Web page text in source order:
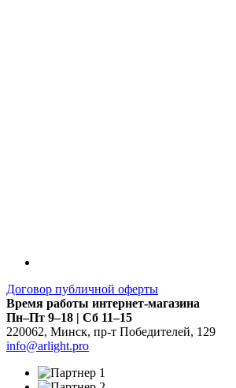
Договор публичной оферты
Время работы интернет-магазина
Пн–Пт 9–18 | Сб 11–15
220062, Минск, пр-т Победителей, 129
info@arlight.pro